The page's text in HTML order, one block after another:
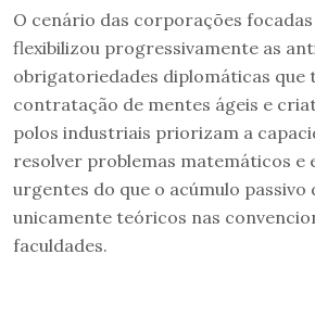
O cenário das corporações
flexibilizou progressivamente as
obrigatoriedades diplomáticas que
contratação de mentes ágeis e
polos industriais priorizam a
resolver problemas matemáticos e
urgentes do que o acúmulo passivo
unicamente teóricos nas
faculdades.